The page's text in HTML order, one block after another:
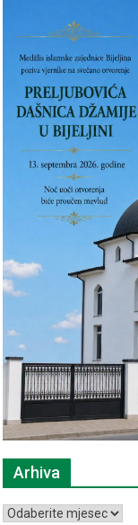
Arhiva
Arhiva